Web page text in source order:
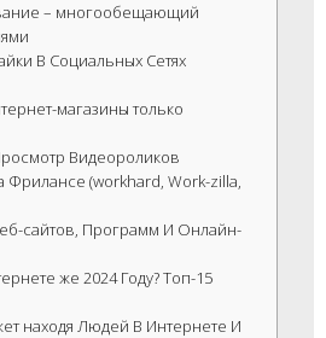
– многообещающий
В Социальных Сетях
магазины только
Видеороликов
(workhard, Work-zilla,
сайтов, Программ И Онлайн-
же 2024 Году? Топ-15
находя Людей В Интернете И